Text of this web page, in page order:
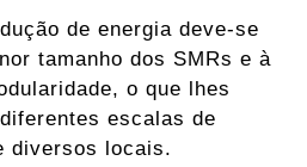
de energia deve-se
tamanho dos SMRs e à
o que lhes
escalas de
diversos locais.